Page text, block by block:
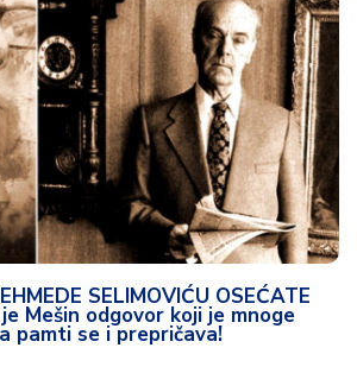
SELIMOVIĆU OSEĆATE
je Mešin odgovor koji je mnoge
pamti se i prepričava!